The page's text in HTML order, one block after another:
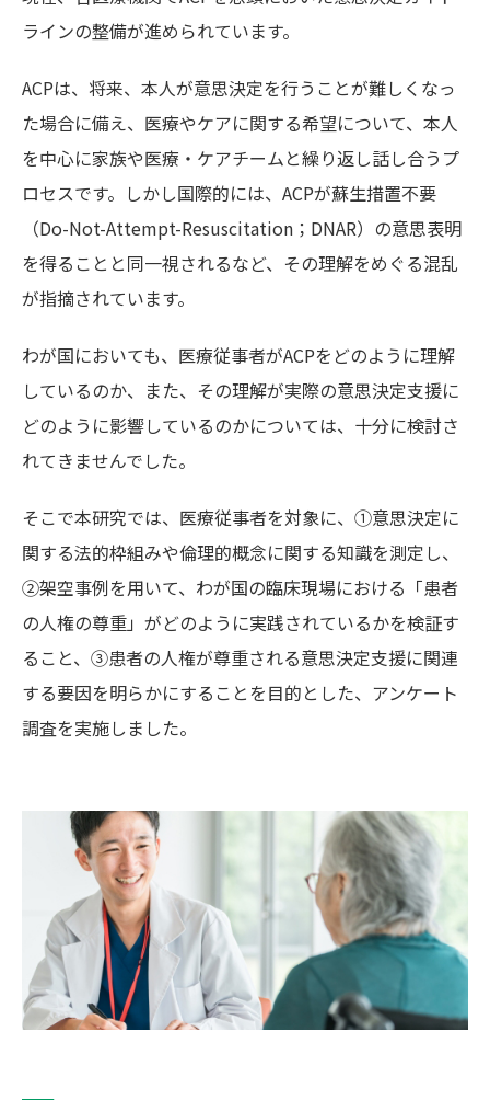
ラインの整備が進められています。
ACPは、将来、本人が意思決定を行うことが難しくなっ
た場合に備え、医療やケアに関する希望について、本人
を中心に家族や医療・ケアチームと繰り返し話し合うプ
ロセスです。しかし国際的には、ACPが蘇生措置不要
（Do-Not-Attempt-Resuscitation；DNAR）の意思表明
を得ることと同一視されるなど、その理解をめぐる混乱
が指摘されています。
わが国においても、医療従事者がACPをどのように理解
しているのか、また、その理解が実際の意思決定支援に
どのように影響しているのかについては、十分に検討さ
れてきませんでした。
そこで本研究では、医療従事者を対象に、①意思決定に
関する法的枠組みや倫理的概念に関する知識を測定し、
②架空事例を用いて、わが国の臨床現場における「患者
の人権の尊重」がどのように実践されているかを検証す
ること、③患者の人権が尊重される意思決定支援に関連
する要因を明らかにすることを目的とした、アンケート
調査を実施しました。